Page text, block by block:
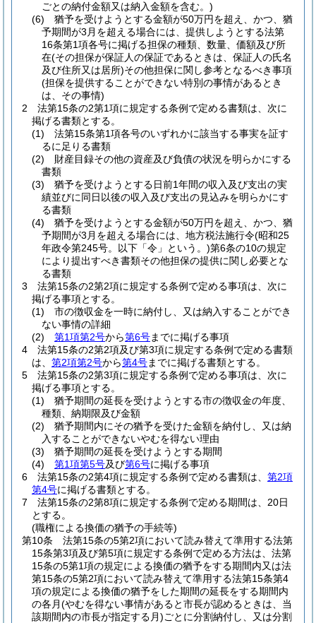
ごとの納付金額又は納入金額を含む。)
(6)
猶予を受けようとする金額が50万円を超え、かつ、猶
予期間が3月を超える場合には、提供しようとする法第
16条第1項各号に掲げる担保の種類、数量、価額及び所
在(その担保が保証人の保証であるときは、保証人の氏名
及び住所又は居所)その他担保に関し参考となるべき事項
(担保を提供することができない特別の事情があるとき
は、その事情)
2
法第15条の2第1項に規定する条例で定める書類は、次に
掲げる書類とする。
(1)
法第15条第1項各号のいずれかに該当する事実を証す
るに足りる書類
(2)
財産目録その他の資産及び負債の状況を明らかにする
書類
(3)
猶予を受けようとする日前1年間の収入及び支出の実
績並びに同日以後の収入及び支出の見込みを明らかにす
る書類
(4)
猶予を受けようとする金額が50万円を超え、かつ、猶
予期間が3月を超える場合には、地方税法施行令(昭和25
年政令第245号。以下「令」という。)第6条の10の規定
により提出すべき書類その他担保の提供に関し必要とな
る書類
3
法第15条の2第2項に規定する条例で定める事項は、次に
掲げる事項とする。
(1)
市の徴収金を一時に納付し、又は納入することができ
ない事情の詳細
(2)
第1項第2号から第6号までに掲げる事項
4
法第15条の2第2項及び第3項に規定する条例で定める書類
は、 第2項第2号から第4号までに掲げる書類とする。
5
法第15条の2第3項に規定する条例で定める事項は、次に
掲げる事項とする。
(1)
猶予期間の延長を受けようとする市の徴収金の年度、
種類、納期限及び金額
(2)
猶予期間内にその猶予を受けた金額を納付し、又は納
入することができないやむを得ない理由
(3)
猶予期間の延長を受けようとする期間
(4)
第1項第5号及び第6号に掲げる事項
6
法第15条の2第4項に規定する条例で定める書類は、 第2項
第4号に掲げる書類とする。
7
法第15条の2第8項に規定する条例で定める期間は、20日
とする。
(職権による換価の猶予の手続等)
第10条
法第15条の5第2項において読み替えて準用する法第
15条第3項及び第5項に規定する条例で定める方法は、法第
15条の5第1項の規定による換価の猶予をする期間内又は法
第15条の5第2項において読み替えて準用する法第15条第4
項の規定による換価の猶予をした期間の延長をする期間内
の各月(やむを得ない事情があると市長が認めるときは、当
該期間内の市長が指定する月)ごとに分割納付し、又は分割